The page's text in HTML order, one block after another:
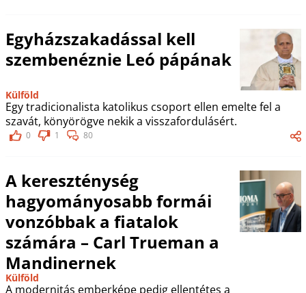
Egyházszakadással kell
szembenéznie Leó pápának
Külföld
Egy tradicionalista katolikus csoport ellen emelte fel a
szavát, könyörögve nekik a visszafordulásért.
0 1 80
A kereszténység
hagyományosabb formái
vonzóbbak a fiatalok
számára – Carl Trueman a
Mandinernek
Külföld
A modernitás emberképe pedig ellentétes a